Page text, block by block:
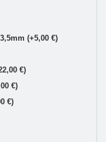
(+5,00 €)
€)
€)
€)